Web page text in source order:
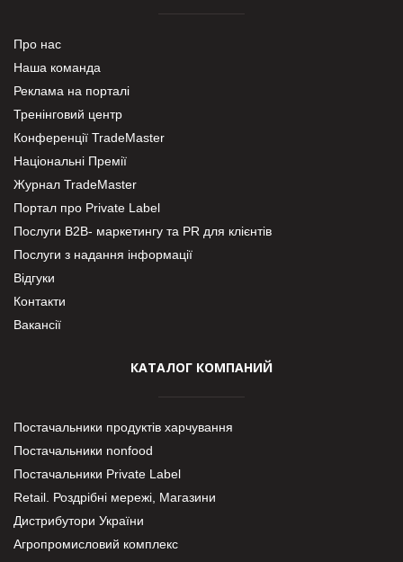
Про нас
Наша команда
Реклама на порталі
Тренінговий центр
Конференції TradeMaster
Національні Премії
Журнал TradeMaster
Портал про Private Label
Послуги В2В- маркетингу та PR для клієнтів
Послуги з надання інформації
Відгуки
Контакти
Вакансії
КАТАЛОГ КОМПАНИЙ
Постачальники продуктів харчування
Постачальники nonfood
Постачальники Private Label
Retail. Роздрібні мережі, Магазини
Дистрибутори України
Агропромисловий комплекс